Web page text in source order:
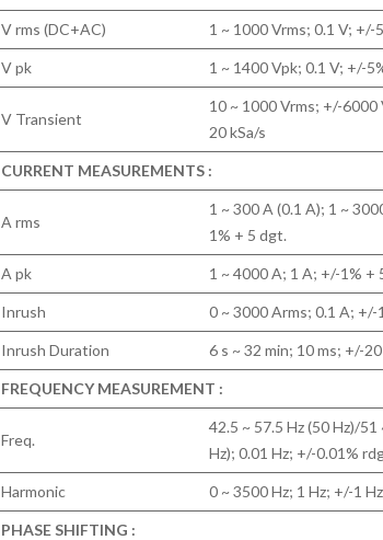
V rms (DC+AC) 1 ~ 1000 Vrms; 0.1 V; +/-
V pk 1 ~ 1400 Vpk; 0.1 V; +/-
V Transient
10 ~ 1000 Vrms; +/-6000
20 kSa/s
CURRENT MEASUREMENTS :
A rms
1 ~ 300 A (0.1 A); 1 ~
1% + 5 dgt.
A pk 1 ~ 4000 A; 1 A; +/-1% +
Inrush 0 ~ 3000 Arms; 0.1 A; +/-
Inrush Duration 6 s ~ 32 min; 10 ms; +/-
FREQUENCY MEASUREMENT :
Freq.
42.5 ~ 57.5 Hz (50 Hz)/51
Hz); 0.01 Hz; +/-0.01%
Harmonic 0 ~ 3500 Hz; 1 Hz; +/-1 Hz
PHASE SHIFTING :